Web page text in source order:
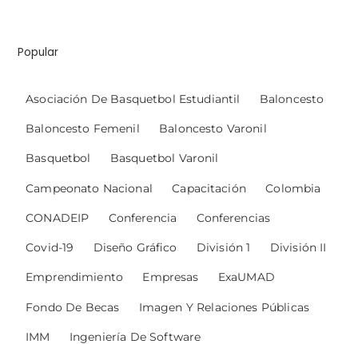
Popular
Asociación De Basquetbol Estudiantil Baloncesto
Baloncesto Femenil Baloncesto Varonil
Basquetbol Basquetbol Varonil
Campeonato Nacional Capacitación Colombia
CONADEIP Conferencia Conferencias
Covid-19 Diseño Gráfico División 1 División II
Emprendimiento Empresas ExaUMAD
Fondo De Becas Imagen Y Relaciones Públicas
IMM Ingeniería De Software